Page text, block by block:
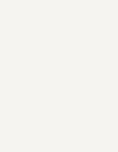
。
います